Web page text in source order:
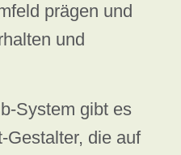
prägen und
und
System gibt es
Gestalter, die auf